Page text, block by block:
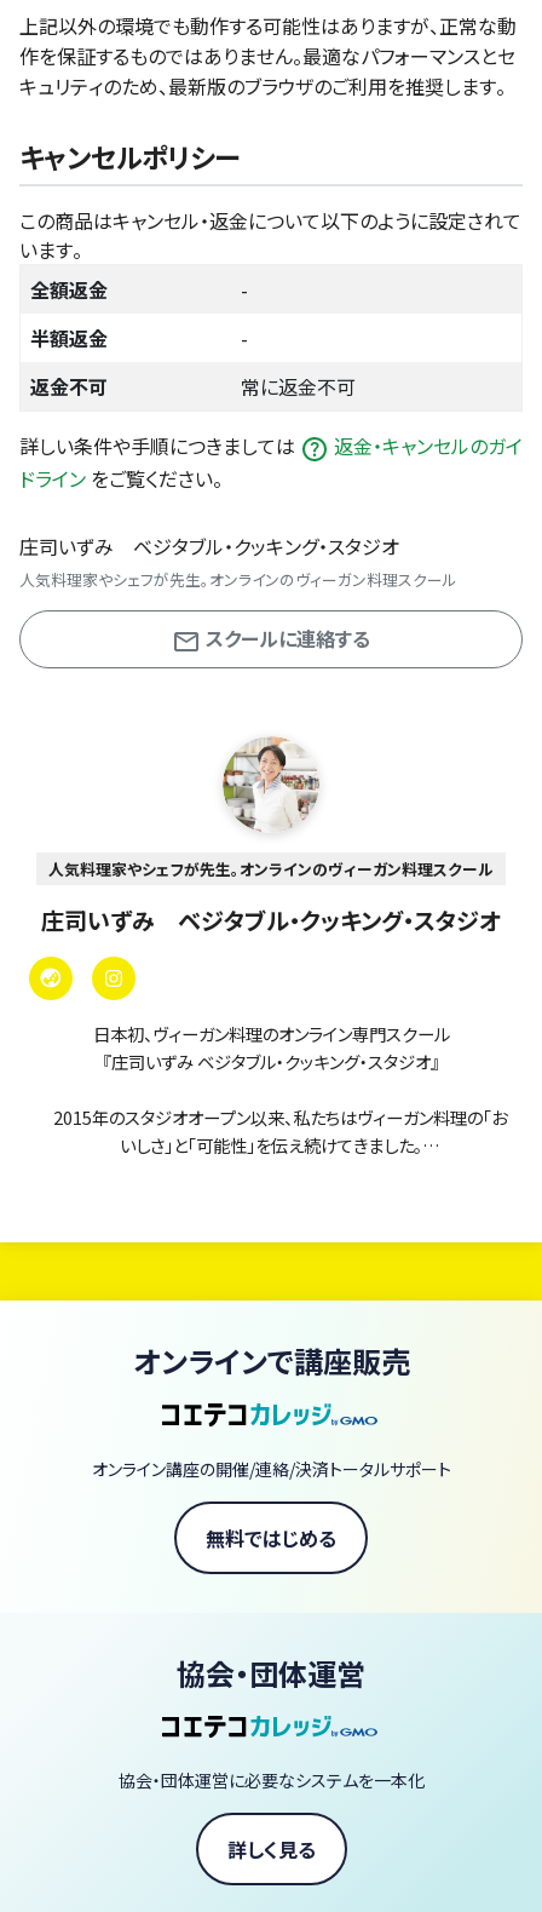
上記以外の環境でも動作する可能性はありますが、正常な動
作を保証するものではありません。最適なパフォーマンスとセ
キュリティのため、最新版のブラウザのご利用を推奨します。
キャンセルポリシー
この商品はキャンセル・返金について以下のように設定されて
います。
全額返金
-
半額返金
-
返金不可
常に返金不可
詳しい条件や手順につきましては
返金・キャンセルのガイ
ドライン をご覧ください。
庄司いずみ ベジタブル・クッキング・スタジオ
人気料理家やシェフが先生。オンラインのヴィーガン料理スクール
スクールに連絡する
人気料理家やシェフが先生。オンラインのヴィーガン料理スクール
庄司いずみ ベジタブル・クッキング・スタジオ
日本初、ヴィーガン料理のオンライン専門スクール
『庄司いずみ ベジタブル・クッキング・スタジオ』
2015年のスタジオオープン以来、私たちはヴィーガン料理の「お
いしさ」と「可能性」を伝え続けてきました。
るレシピと技術が、ここにすべて揃っています。
【当スクールの3つの強み】
に。一生モノのスキルが手に入ります。
一流の講師陣： 著書70冊以上の庄司いずみをはじめ、ヴィーガン界
の第一線で活躍するシェフやパティシエなど60名以上が直接指導。
スタジオクオリティの体験： ライブ配信の臨場感で、自宅にいながら
ヴィーガン料理家 庄司いずみ
オンラインで講座販売
オンライン講座の開催/連絡/決済トータルサポート
無料ではじめる
協会・団体運営
協会・団体運営に必要なシステムを一本化
詳しく見る